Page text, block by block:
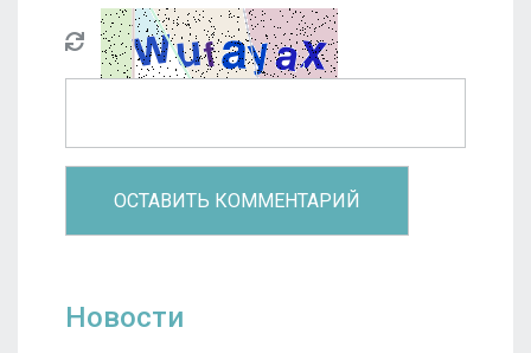
Новости